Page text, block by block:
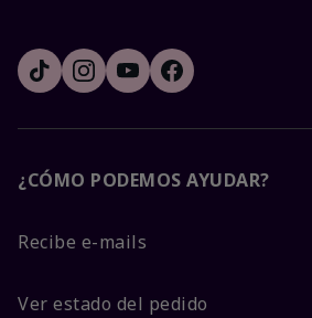
¿CÓMO PODEMOS AYUDAR?
Recibe e-mails
Ver estado del pedido